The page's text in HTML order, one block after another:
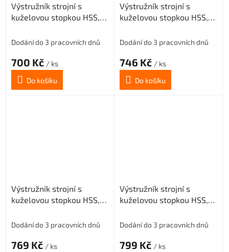
Výstružník strojní s
kuželovou stopkou HSS,
Dodání do 3 pracovních dnů
700 Kč / ks
Do košíku
Výstružník strojní s
kuželovou stopkou HSS,
Dodání do 3 pracovních dnů
746 Kč / ks
Do košíku
Výstružník strojní s
kuželovou stopkou HSS,
Dodání do 3 pracovních dnů
769 Kč / ks
Výstružník strojní s
kuželovou stopkou HSS,
Dodání do 3 pracovních dnů
799 Kč / ks